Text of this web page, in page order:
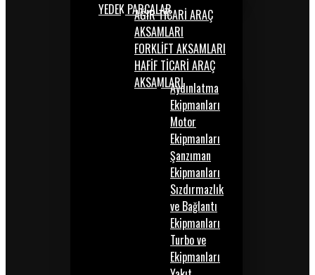
YEDEK PARÇALARAĞIR TİCARİ ARAÇ
AKSAMLARI
FORKLİFT AKSAMLARI
HAFİF TİCARİ ARAÇ
AKSAMLARIAydınlatma
Ekipmanları
Motor
Ekipmanları
Şanzıman
Ekipmanları
Sızdırmazlık
ve Bağlantı
Ekipmanları
Turbo ve
Ekipmanları